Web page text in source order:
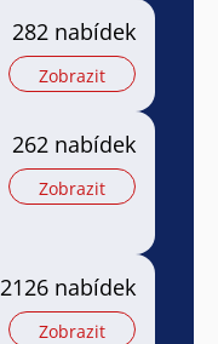
282 nabídek
Zobrazit
262 nabídek
Zobrazit
2126 nabídek
Zobrazit